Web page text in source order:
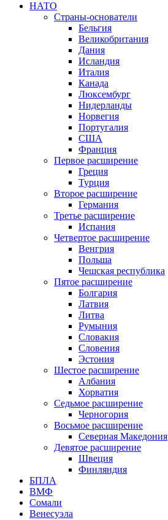
НАТО
Страны-основатели
Бельгия
Великобритания
Дания
Исландия
Италия
Канада
Люксембург
Нидерланды
Норвегия
Португалия
США
Франция
Первое расширение
Греция
Турция
Второе расширение
Германия
Третье расширение
Испания
Четвертое расширение
Венгрия
Польша
Чешская республика
Пятое расширение
Болгария
Латвия
Литва
Румыния
Словакия
Словения
Эстония
Шестое расширение
Албания
Хорватия
Седьмое расширение
Черногория
Восьмое расширение
Северная Македония
Девятое расширение
Швеция
Финляндия
БПЛА
ВМФ
Сомали
Венесуэла